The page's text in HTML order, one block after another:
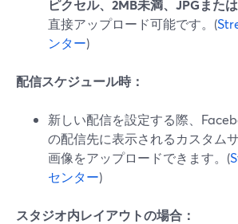
ピクセル、2MB未満、JPGまた
直接アップロード可能です。(
ンター)
配信スケジュール時：
新しい配信を設定する際、
の配信先に表示されるカスタム
画像をアップロードできます。(
センター)
スタジオ内レイアウトの場合：